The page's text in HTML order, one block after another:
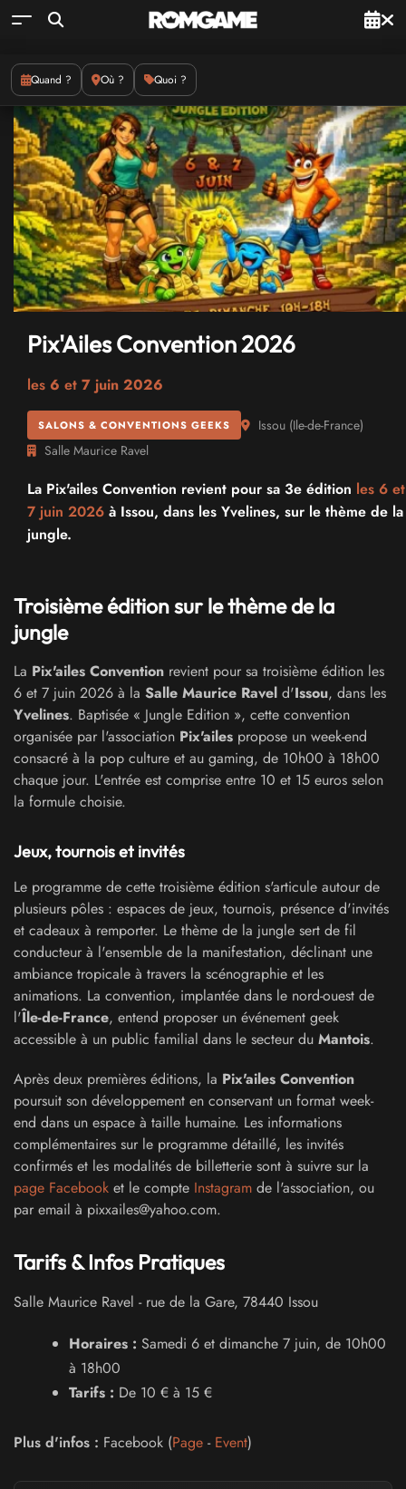
Quand ? Où ? Quoi ?
Pix'Ailes Convention 2026
les 6 et 7 juin 2026
SALONS & CONVENTIONS GEEKS Issou (Ile-de-France)
Salle Maurice Ravel
La Pix'ailes Convention revient pour sa 3e édition les 6 et
7 juin 2026 à Issou, dans les Yvelines, sur le thème de la
jungle.
Troisième édition sur le thème de la
jungle
La Pix'ailes Convention revient pour sa troisième édition les
6 et 7 juin 2026 à la Salle Maurice Ravel d'Issou, dans les
Yvelines. Baptisée « Jungle Edition », cette convention
organisée par l'association Pix'ailes propose un week-end
consacré à la pop culture et au gaming, de 10h00 à 18h00
chaque jour. L'entrée est comprise entre 10 et 15 euros selon
la formule choisie.
Jeux, tournois et invités
Le programme de cette troisième édition s'articule autour de
plusieurs pôles : espaces de jeux, tournois, présence d'invités
et cadeaux à remporter. Le thème de la jungle sert de fil
conducteur à l'ensemble de la manifestation, déclinant une
ambiance tropicale à travers la scénographie et les
animations. La convention, implantée dans le nord-ouest de
l'Île-de-France, entend proposer un événement geek
accessible à un public familial dans le secteur du Mantois.
Après deux premières éditions, la Pix'ailes Convention
poursuit son développement en conservant un format week-
end dans un espace à taille humaine. Les informations
complémentaires sur le programme détaillé, les invités
confirmés et les modalités de billetterie sont à suivre sur la
page Facebook et le compte Instagram de l'association, ou
par email à pixxailes@yahoo.com.
Tarifs & Infos Pratiques
Salle Maurice Ravel - rue de la Gare, 78440 Issou
Horaires : Samedi 6 et dimanche 7 juin, de 10h00
à 18h00
Tarifs : De 10 € à 15 €
Plus d'infos : Facebook (Page - Event)